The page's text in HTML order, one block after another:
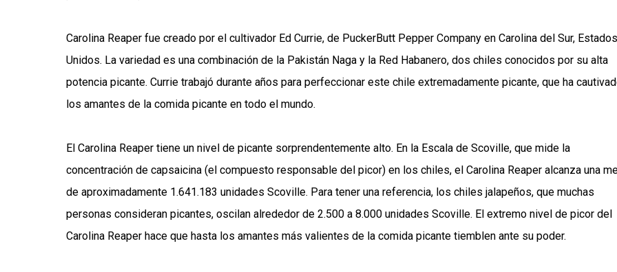
Carolina Reaper fue creado por el cultivador Ed Currie, de PuckerButt Pepper Company en Carolina del Sur, Estados
Unidos. La variedad es una combinación de la Pakistán Naga y la Red Habanero, dos chiles conocidos por su alta
potencia picante. Currie trabajó durante años para perfeccionar este chile extremadamente picante, que ha
los amantes de la comida picante en todo el mundo.
El Carolina Reaper tiene un nivel de picante sorprendentemente alto. En la Escala de Scoville, que mide la
concentración de capsaicina (el compuesto responsable del picor) en los chiles, el Carolina Reaper alcanza una
de aproximadamente 1.641.183 unidades Scoville. Para tener una referencia, los chiles jalapeños, que muchas
personas consideran picantes, oscilan alrededor de 2.500 a 8.000 unidades Scoville. El extremo nivel de picor del
Carolina Reaper hace que hasta los amantes más valientes de la comida picante tiemblen ante su poder.